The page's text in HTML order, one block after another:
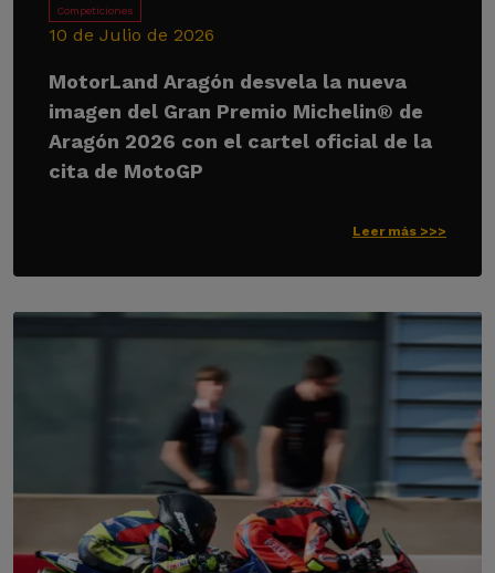
Competiciones
10 de Julio de 2026
MotorLand Aragón desvela la nueva
imagen del Gran Premio Michelin® de
Aragón 2026 con el cartel oficial de la
cita de MotoGP
Leer más >>>